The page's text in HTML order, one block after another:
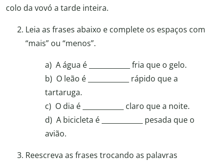
colo da vovó a tarde inteira.
Leia as frases abaixo e complete os espaços com
“mais” ou “menos”.
a) A água é ____________ fria que o gelo.
b) O leão é ____________ rápido que a
tartaruga.
c) O dia é ____________ claro que a noite.
d) A bicicleta é ____________ pesada que o
avião.
Reescreva as frases trocando as palavras